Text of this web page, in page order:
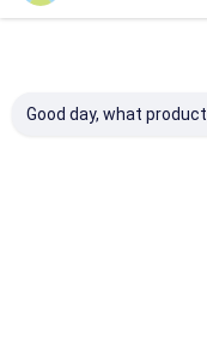
Good day, what